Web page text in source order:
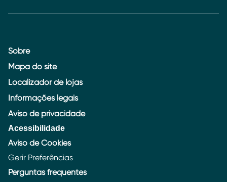
Sobre
Mapa do site
Localizador de lojas
Informações legais
Aviso de privacidade
Acessibilidade
Aviso de Cookies
Gerir Preferências
Perguntas frequentes